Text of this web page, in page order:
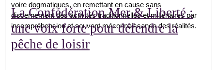
voire dogmatiques, en remettant en cause sans
discernement des activités traditionnelles et millénaires par
incompréhension et souvent méconnaissance des réalités.
La Confédération Mer & Liberté :
une voix forte pour défendre la
pêche de loisir